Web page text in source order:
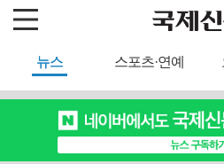
뉴스 스포츠·연예